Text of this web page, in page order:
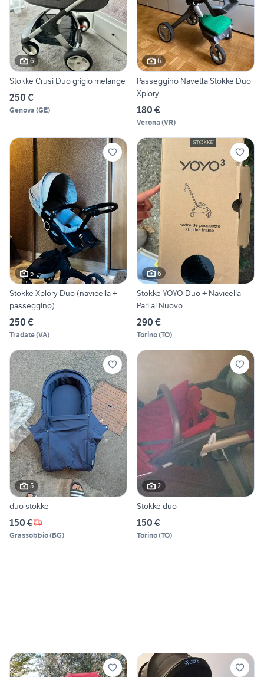
6
Stokke Crusi Duo grigio melange
250 €
Genova (GE)
6
Passeggino Navetta Stokke Duo
Xplory
180 €
Verona (VR)
5
Stokke Xplory Duo (navicella +
passeggino)
250 €
Tradate(VA)
6
Stokke YOYO Duo + Navicella
Pari al Nuovo
290 €
Torino(TO)
5
duo stokke
150 €
Grassobbio(BG)
2
Stokke duo
150 €
Torino(TO)